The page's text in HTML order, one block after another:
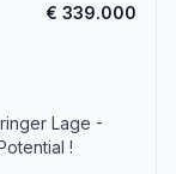
€ 339.000
Lage -
!